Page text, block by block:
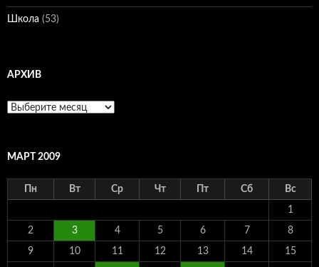
Школа (53)
АРХИВ
Архив
МАРТ 2009
Пн Вт Ср Чт Пт Сб Вс
1
2 3 4 5 6 7 8
9 10 11 12 13 14 15